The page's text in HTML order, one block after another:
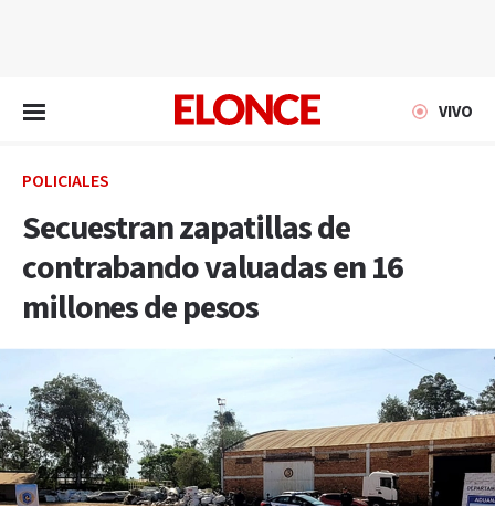
VIVO
POLICIALES
Secuestran zapatillas de
contrabando valuadas en 16
millones de pesos